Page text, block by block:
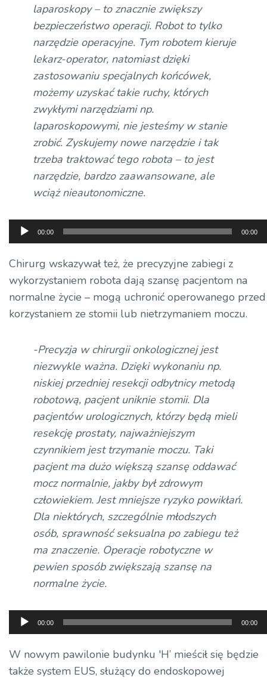
laparoskopy – to znacznie zwiększy
bezpieczeństwo operacji. Robot to tylko
narzędzie operacyjne. Tym robotem kieruje
lekarz-operator, natomiast dzięki
zastosowaniu specjalnych końcówek,
możemy uzyskać takie ruchy, których
zwykłymi narzędziami np.
laparoskopowymi, nie jesteśmy w stanie
zrobić. Zyskujemy nowe narzędzie i tak
trzeba traktować tego robota – to jest
narzędzie, bardzo zaawansowane, ale
wciąż nieautonomiczne.
Odtwarzacz
plików
dźwiękowych
00:00 00:00
Chirurg wskazywał też, że precyzyjne zabiegi z
wykorzystaniem robota dają szansę pacjentom na
normalne życie – mogą uchronić operowanego przed
korzystaniem ze stomii lub nietrzymaniem moczu.
-Precyzja w chirurgii onkologicznej jest
niezwykle ważna. Dzięki wykonaniu np.
niskiej przedniej resekcji odbytnicy metodą
robotową, pacjent uniknie stomii. Dla
pacjentów urologicznych, którzy będą mieli
resekcję prostaty, najważniejszym
czynnikiem jest trzymanie moczu. Taki
pacjent ma dużo większą szansę oddawać
mocz normalnie, jakby był zdrowym
człowiekiem. Jest mniejsze ryzyko powikłań.
Dla niektórych, szczególnie młodszych
osób, sprawność seksualna po zabiegu też
ma znaczenie. Operacje robotyczne w
pewien sposób zwiększają szansę na
normalne życie.
Odtwarzacz
plików
dźwiękowych
00:00 00:00
W nowym pawilonie budynku 'H’ mieścił się będzie
także system EUS, służący do endoskopowej